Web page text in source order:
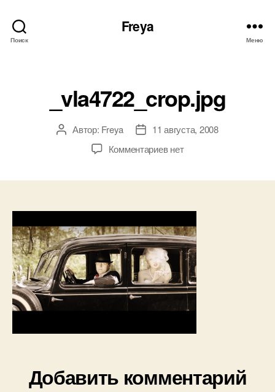
Поиск
Freya
Меню
_vla4722_crop.jpg
АвторАвтор: Freya
Дата11 августа, 2008
Комментариевк
нет
Добавить комментарий